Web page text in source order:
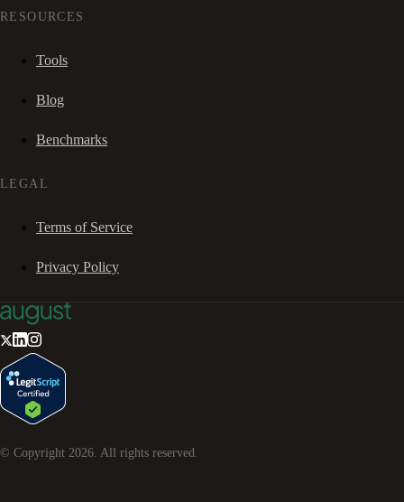
RESOURCES
Tools
Blog
Benchmarks
LEGAL
Terms of Service
Privacy Policy
© Copyright 2026 . All rights reserved.